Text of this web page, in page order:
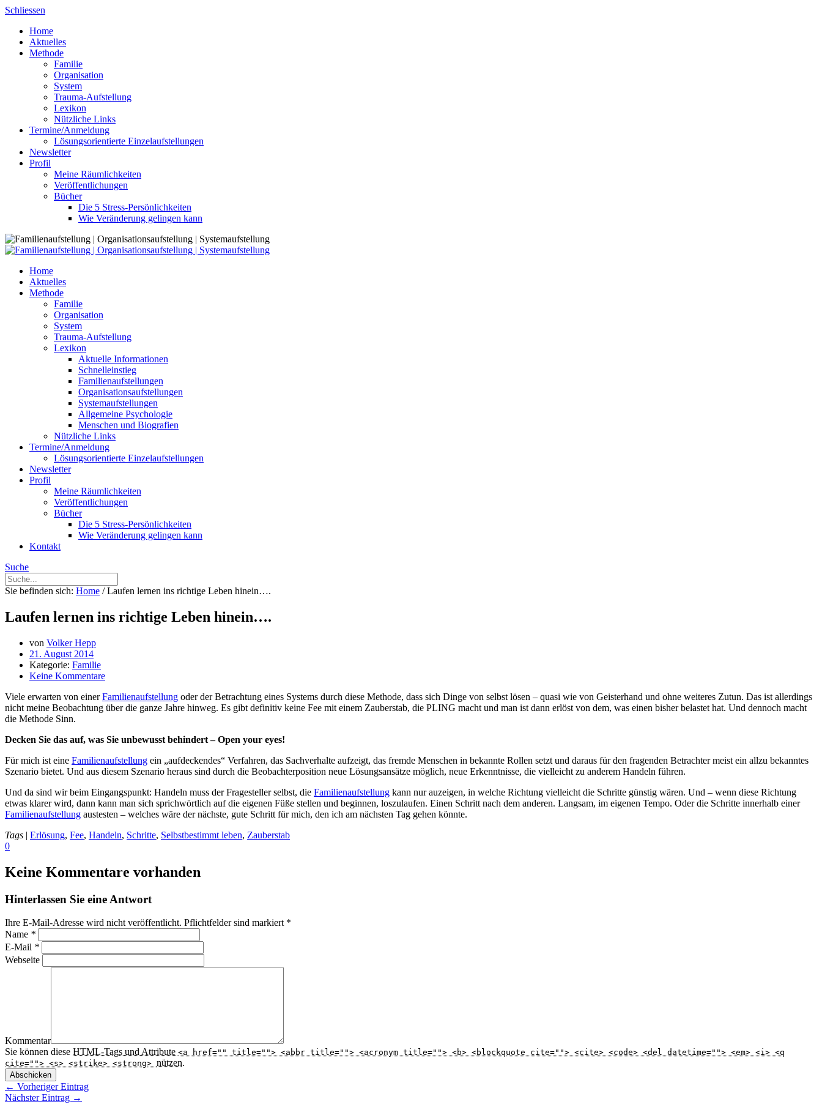
Skip
content
Schliessen
Home
Aktuelles
Methode
Familie
Organisation
System
Trauma-Aufstellung
Lexikon
Nützliche Links
Termine/Anmeldung
Lösungsorientierte Einzelaufstellungen
Newsletter
Profil
Meine Räumlichkeiten
Veröffentlichungen
Bücher
Die 5 Stress-Persönlichkeiten
Wie Veränderung gelingen kann
Home
Aktuelles
Methode
Familie
Organisation
System
Trauma-Aufstellung
Lexikon
Aktuelle Informationen
Schnelleinstieg
Familienaufstellungen
Organisationsaufstellungen
Systemaufstellungen
Allgemeine Psychologie
Menschen und Biografien
Nützliche Links
Termine/Anmeldung
Lösungsorientierte Einzelaufstellungen
Newsletter
Profil
Meine Räumlichkeiten
Veröffentlichungen
Bücher
Die 5 Stress-Persönlichkeiten
Wie Veränderung gelingen kann
Kontakt
Suche
Sie befinden sich: Home / Laufen lernen ins richtige Leben hinein….
Laufen lernen ins richtige Leben hinein….
von Volker Hepp
21. August 2014
Kategorie: Familie
Keine Kommentare
Viele erwarten von einerFamilienaufstellung oder der Betrachtung eines Systems durch diese Methode, dass sich Dinge von selbst lösen – quasi wie von Geisterhand und ohne weiteres Zutun. Das ist allerdings
nicht meine Beobachtung über die ganze Jahre hinweg. Es gibt definitiv keine Fee mit einem Zauberstab, die PLING macht und man ist dann erlöst von dem, was einen bisher belastet hat. Und dennoch macht
die Methode Sinn.
Decken Sie das auf, was Sie unbewusst behindert – Open your eyes!
Für mich ist eine Familienaufstellung ein „aufdeckendes“ Verfahren, das Sachverhalte aufzeigt, das fremde Menschen in bekannte Rollen setzt und daraus für den fragenden Betrachter meist ein allzu bekanntes
Szenario bietet. Und aus diesem Szenario heraus sind durch die Beobachterposition neue Lösungsansätze möglich, neue Erkenntnisse, die vielleicht zu anderem Handeln führen.
Und da sind wir beim Eingangspunkt: Handeln muss der Fragesteller selbst, die Familienaufstellung kann nur auzeigen, in welche Richtung vielleicht die Schritte günstig wären. Und – wenn diese Richtung
etwas klarer wird, dann kann man sich sprichwörtlich auf die eigenen Füße stellen und beginnen, loszulaufen. Einen Schritt nach dem anderen. Langsam, im eigenen Tempo. Oder die Schritte innerhalb einer
Familienaufstellung austesten – welches wäre der nächste, gute Schritt für mich, den ich am nächsten Tag gehen könnte.
Tags | Erlösung, Fee, Handeln, Schritte, Selbstbestimmt leben, Zauberstab
0
Keine Kommentare vorhanden
Hinterlassen Sie eine Antwort
Ihre E-Mail-Adresse wird nicht veröffentlicht. Pflichtfelder sind markiert *
Name *
E-Mail *
Webseite
Kommentar
Sie können diese HTML-Tags und Attribute <a href="" title=""> <abbr title=""> <acronym title=""> <b> <blockquote cite=""> <cite> <code> <del datetime=""> <em> <i> <q
cite=""> <s> <strike> <strong> nützen.
Abschicken
← Vorheriger Eintrag
Nächster Eintrag →